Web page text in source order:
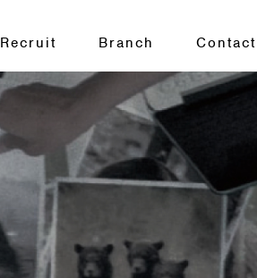
Recruit Branch Contact